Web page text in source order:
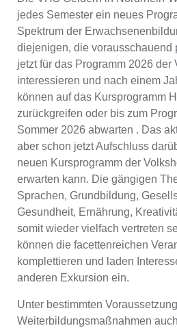
jedes Semester ein neues
Spektrum der
diejenigen, die vorausschauend
jetzt für das Programm 2026 der
interessieren und nach einem
können auf das Kursprogramm
zurückgreifen oder bis zum
Sommer 2026 abwarten . Das
aber schon jetzt Aufschluss
neuen Kursprogramm der
erwarten kann. Die gängigen
Sprachen, Grundbildung,
Gesundheit, Ernährung,
somit wieder vielfach vertreten
können die facettenreichen
komplettieren und laden
anderen Exkursion ein.
Unter bestimmten
Weiterbildungsmaßnahmen